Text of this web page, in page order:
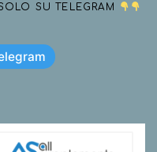
SU TELEGRAM